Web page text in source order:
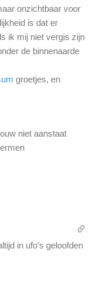
onzichtbaar voor
is dat er
ik mij niet vergis zijn
de binnenaarde
groetjes, en
niet aanstaat
in ufo’s geloofden